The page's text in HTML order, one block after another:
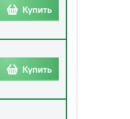
Купить
Купить